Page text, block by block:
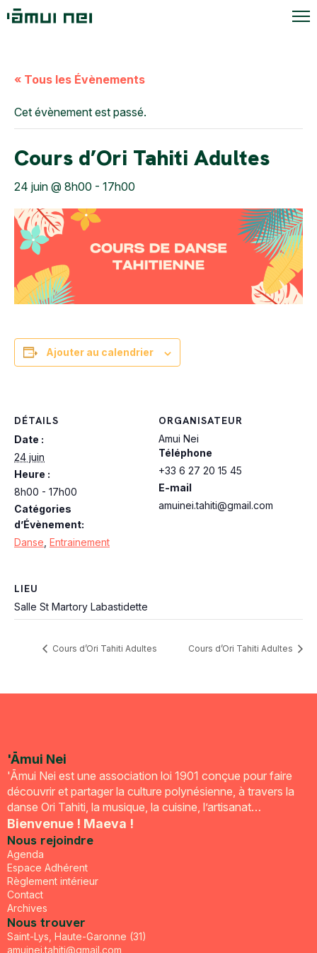
« Tous les Évènements
Cet évènement est passé.
Cours d’Ori Tahiti Adultes
24 juin @ 8h00 - 17h00
Ajouter au calendrier
DÉTAILS
Date :
24 juin
Heure :
8h00 - 17h00
Catégories
d’Évènement:
Danse Entrainement
ORGANISATEUR
Amui Nei
Téléphone
+33 6 27 20 15 45
E-mail
amuinei.tahiti@gmail.com
LIEU
Salle St Martory Labastidette
Cours d’Ori Tahiti Adultes Cours d’Ori Tahiti Adultes
'Āmui Nei
'Āmui Nei est une association loi 1901 conçue pour faire
découvrir et partager la culture polynésienne, à travers la
danse Ori Tahiti, la musique, la cuisine, l’artisanat…
Bienvenue ! Maeva !
Nous rejoindre
Agenda
Espace Adhérent
Règlement intérieur
Contact
Archives
Nous trouver
Saint-Lys, Haute-Garonne (31)
amuinei.tahiti@gmail.com